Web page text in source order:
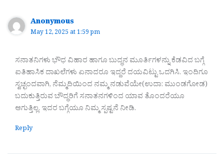
Anonymous
May 12, 2025 at 1:59 pm
ಸನಾತನಿಗಳು ಭೌಧ ವಿಹಾರ ಹಾಗೂ ಬುದ್ಧನ ಮೂರ್ತಿಗಳನ್ನು ಕೆಡವಿದ ಬಗ್ಗೆ
ಐತಿಹಾಸಿಕ ದಾಖಲೆಗಳು ಏನಾದರೂ ಇದ್ದರೆ ದಯವಿಟ್ಟು ಒದಗಿಸಿ. ಇಂದಿಗೂ
ಸ್ವಚ್ಛಂದವಾಗಿ, ನೆಮ್ಮದಿಯಿಂದ ನಮ್ಮ ನಡುವೆಯೇ(ಉದಾ: ಮುಂಡಗೋಡ)
ಬದುಕುತ್ತಿರುವ ಬೌದ್ಧರಿಗೆ ಸನಾತನಗಳಿಂದ ಯಾವ ತೊಂದರೆಯೂ
ಆಗುತ್ತಿಲ್ಲ. ಇದರ ಬಗ್ಗೆಯೂ ನಿಮ್ಮ ಸ್ಪಷ್ಟನೆ ನೀಡಿ.
Reply